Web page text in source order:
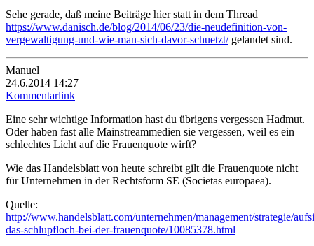
Sehe gerade, daß meine Beiträge hier statt in dem Thread
https://www.danisch.de/blog/2014/06/23/die-neudefinition-von-
vergewaltigung-und-wie-man-sich-davor-schuetzt/gelandet sind.
Manuel
24.6.2014 14:27
Kommentarlink
Eine sehr wichtige Information hast du übrigens vergessen Hadmut.
Oder haben fast alle Mainstreammedien sie vergessen, weil es ein
schlechtes Licht auf die Frauenquote wirft?
Wie das Handelsblatt von heute schreibt gilt die Frauenquote nicht
für Unternehmen in der Rechtsform SE (Societas europaea).
Quelle:
http://www.handelsblatt.com/unternehmen/management/strategie/
das-schlupfloch-bei-der-frauenquote/10085378.html